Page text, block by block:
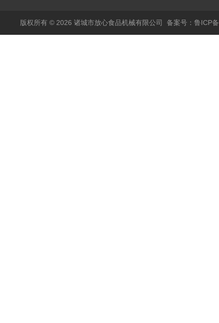
版权所有 © 2026 诸城市放心食品机械有限公司 备案号：鲁ICP